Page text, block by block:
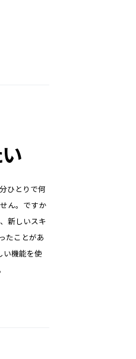
ひとりで何
ん。ですか
新しいスキ
たことがあ
い機能を使